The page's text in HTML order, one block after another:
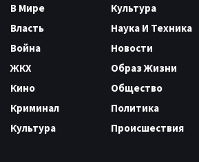
В Мире
Власть
Война
ЖКХ
Кино
Криминал
Культура
Культура
Наука И Техника
Новости
Образ Жизни
Общество
Политика
Происшествия